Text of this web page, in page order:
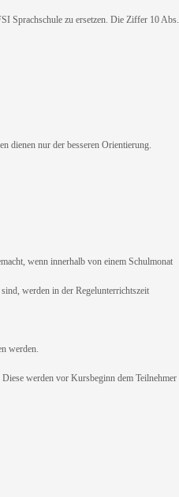
Sprachschule zu ersetzen. Die Ziffer 10 Abs.
dienen nur der besseren Orientierung.
wenn innerhalb von einem Schulmonat
werden in der Regelunterrichtszeit
werden.
werden vor Kursbeginn dem Teilnehmer